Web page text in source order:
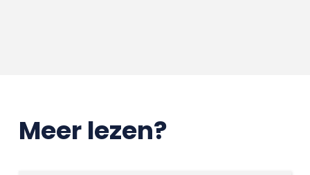
Meer lezen?